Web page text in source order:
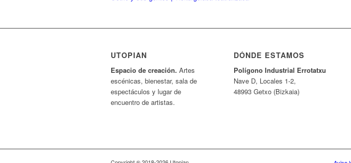
UTOPIAN
Espacio de creación. Artes
escénicas, bienestar, sala de
espectáculos y lugar de
encuentro de artistas.
DÓNDE ESTAMOS
Polígono Industrial Errotatxu
Nave D, Locales 1-2,
48993 Getxo (Bizkaia)